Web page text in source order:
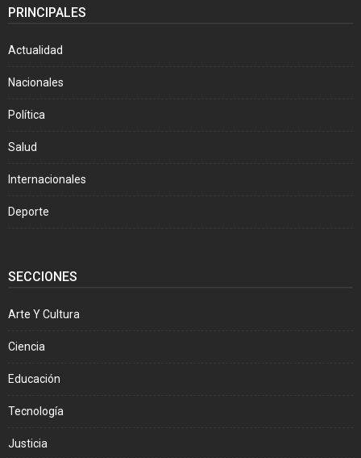
PRINCIPALES
Actualidad
Nacionales
Política
Salud
Internacionales
Deporte
SECCIONES
Arte Y Cultura
Ciencia
Educación
Tecnología
Justicia